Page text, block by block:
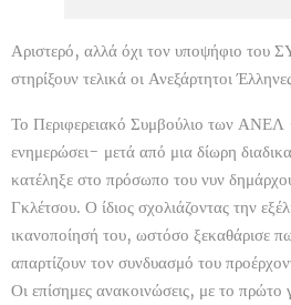
Αριστερό, αλλά όχι τον υποψήφιο του
στηρίξουν τελικά οι Ανεξάρτητοι
Το Περιφερειακό Συμβούλιο των
ενημερώσει- μετά από μια δίωρη
κατέληξε στο πρόσωπο του νυν
Γκλέτσου. Ο ίδιος σχολιάζοντας την
ικανοποίησή του, ωστόσο ξεκαθάρισε
απαρτίζουν τον συνδυασμό του
Οι επίσημες ανακοινώσεις, με το